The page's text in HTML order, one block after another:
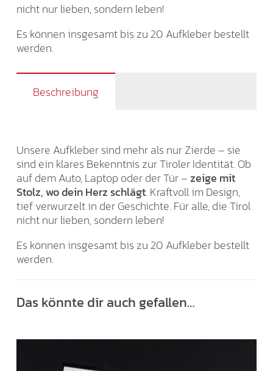
nicht nur lieben, sondern leben!
Es können insgesamt bis zu 20 Aufkleber bestellt
werden.
Beschreibung
Unsere Aufkleber sind mehr als nur Zierde – sie
sind ein klares Bekenntnis zur Tiroler Identität. Ob
auf dem Auto, Laptop oder der Tür –zeige mit
Stolz, wo dein Herz schlägt. Kraftvoll im Design,
tief verwurzelt in der Geschichte. Für alle, die Tirol
nicht nur lieben, sondern leben!
Es können insgesamt bis zu 20 Aufkleber bestellt
werden.
Das könnte dir auch gefallen…